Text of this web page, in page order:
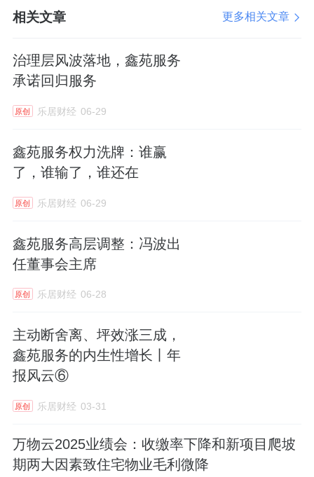
物业企业正在纷纷掉转船头，将 航标 对准“效益
过其清晰的战略牵引，逐步降低关联方交易占
比，提升市场化独立发展程度，可谓已经打造
相关文章 更多相关文章
治理层风波落地，鑫苑服务
承诺回归服务
原创 乐居财经 06-29
鑫苑服务权力洗牌：谁赢
了，谁输了，谁还在
原创 乐居财经 06-29
鑫苑服务高层调整：冯波出
任董事会主席
原创 乐居财经 06-28
主动断舍离、坪效涨三成，
鑫苑服务的内生性增长丨年
报风云⑥
原创 乐居财经 03-31
万物云2025业绩会：收缴率下降和新项目爬坡
期两大因素致住宅物业毛利微降